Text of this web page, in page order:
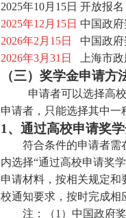
2025年10月15日 开放报名
2025年12月15日 中国政
2026年2月15日
中国政府
2026年3月31日
上海市政
（三）奖学金申请方
申请者可以选择高
申请者，只能选择其中一
1、通过高校申请奖
符合条件的申请者需在
内选择“通过高校申请奖
申请材料，按相关规定
校通知要求，按时完成相
注：（1）中国政府奖